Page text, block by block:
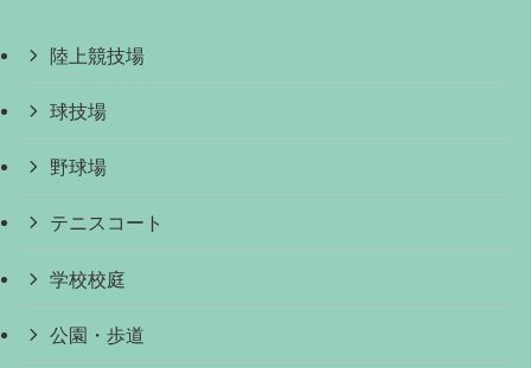
陸上競技場
球技場
野球場
テニスコート
学校校庭
公園・歩道